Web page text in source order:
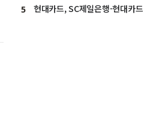
5 현대카드, SC제일은행-현대카